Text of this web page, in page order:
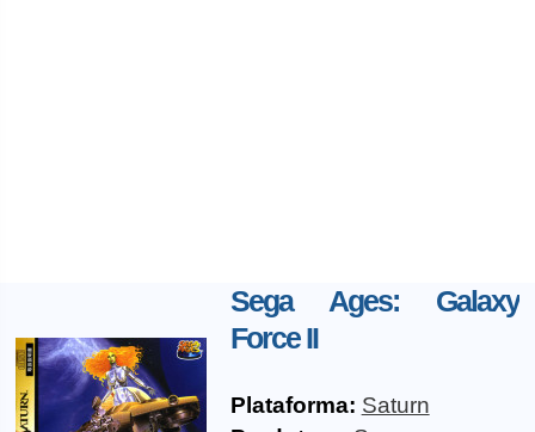
Sega Ages: Galaxy
Force II
Plataforma: Saturn